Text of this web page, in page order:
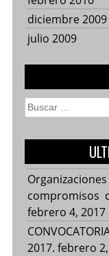
diciembre 2009
julio 2009
Buscar:
compromisos
febrero 4, 2017
2017. febrero